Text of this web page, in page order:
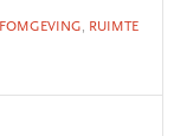
, RUIMTE